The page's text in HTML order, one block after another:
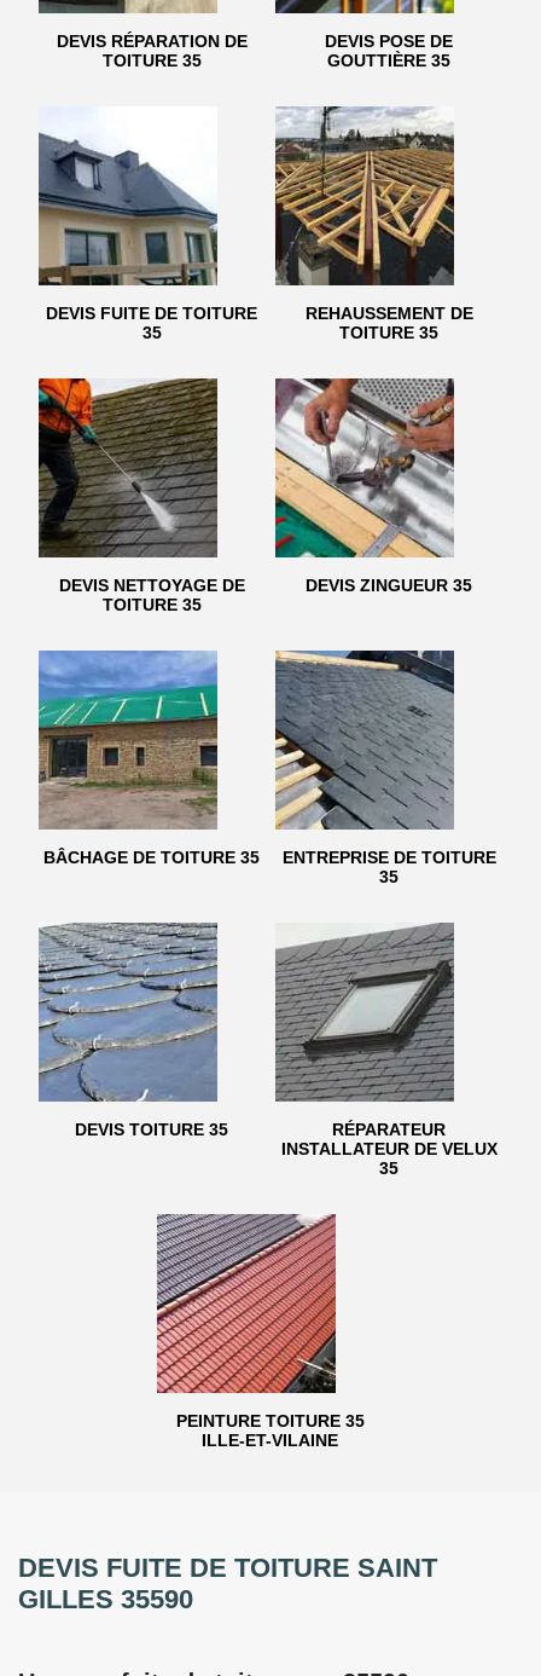
DEVIS RÉPARATION DE
TOITURE 35
DEVIS POSE DE
GOUTTIÈRE 35
DEVIS FUITE DE TOITURE
35
REHAUSSEMENT DE
TOITURE 35
DEVIS NETTOYAGE DE
TOITURE 35
DEVIS ZINGUEUR 35
BÂCHAGE DE TOITURE 35
ENTREPRISE DE TOITURE
35
DEVIS TOITURE 35
RÉPARATEUR
INSTALLATEUR DE VELUX
35
PEINTURE TOITURE 35
ILLE-ET-VILAINE
DEVIS FUITE DE TOITURE SAINT
GILLES 35590